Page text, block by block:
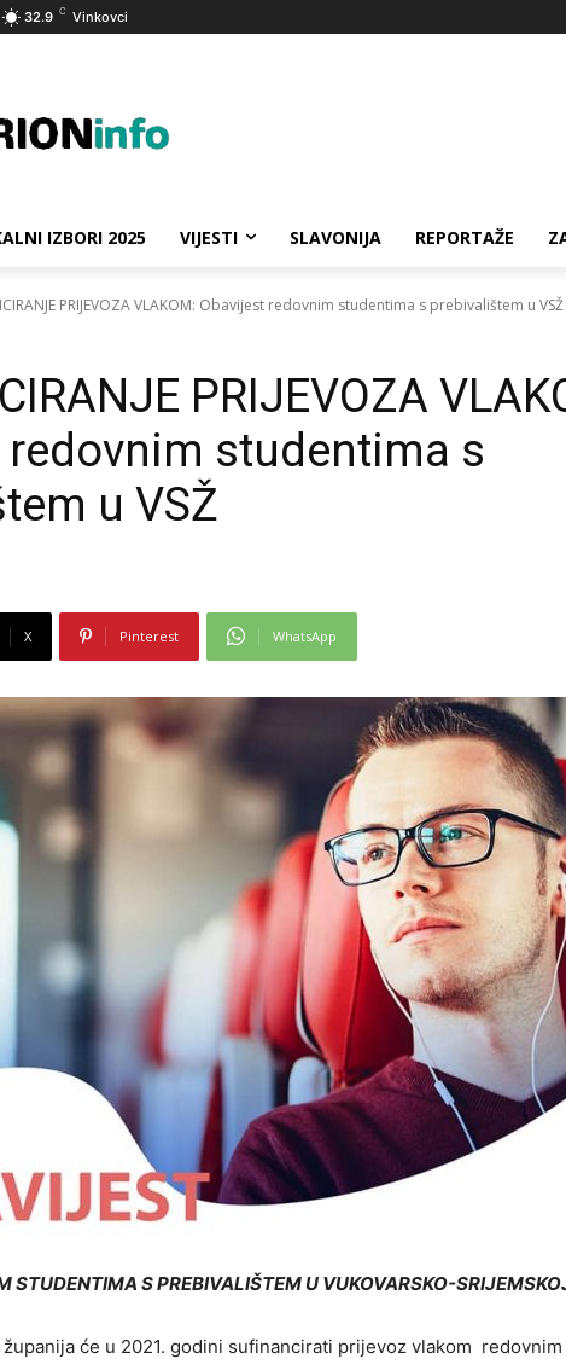
32.9 C Vinkovci
IZBORI 2025 VIJESTI SLAVONIJA REPORTAŽE
PRIJEVOZA VLAKOM: Obavijest redovnim studentima s prebivalištem u VSŽ
PRIJEVOZA
redovnim studentima s
u VSŽ
X Pinterest WhatsApp
STUDENTIMA S PREBIVALIŠTEM U VUKOVARSKO-
će u 2021. godini sufinancirati prijevoz vlakom redovnim